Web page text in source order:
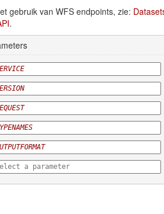
gebruik van WFS endpoints, zie:
.